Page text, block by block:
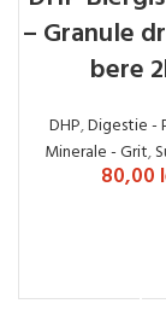
– Granule
bere
DHP,Digestie -
Minerale - Grit,
80,00